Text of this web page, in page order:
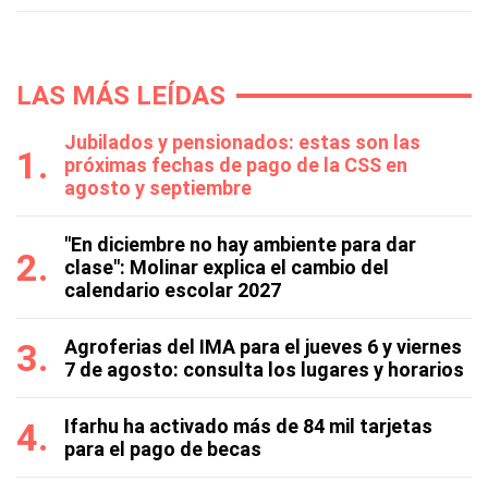
LAS MÁS LEÍDAS
Jubilados y pensionados: estas son las
próximas fechas de pago de la CSS en
agosto y septiembre
"En diciembre no hay ambiente para dar
clase": Molinar explica el cambio del
calendario escolar 2027
Agroferias del IMA para el jueves 6 y viernes
7 de agosto: consulta los lugares y horarios
Ifarhu ha activado más de 84 mil tarjetas
para el pago de becas